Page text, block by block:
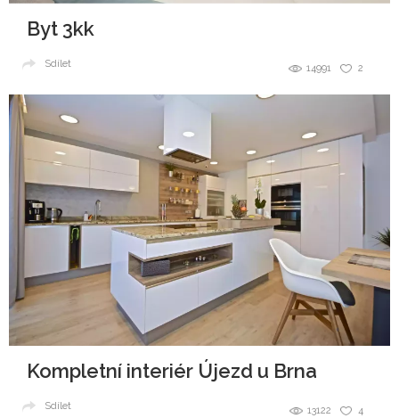
Byt 3kk
2
14991
Sdílet
Kompletní interiér Újezd u Brna
4
13122
Sdílet